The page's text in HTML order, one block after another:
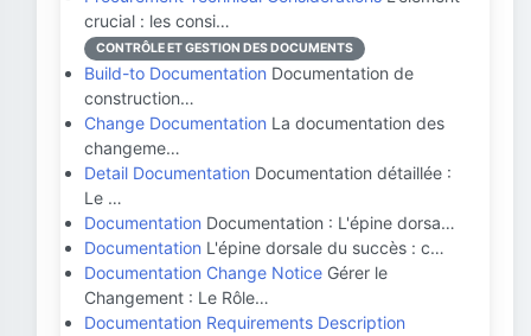
crucial : les consi…
CONTRÔLE ET GESTION DES DOCUMENTS
Build-to Documentation Documentation de
construction…
Change Documentation La documentation des
changeme…
Detail Documentation Documentation détaillée :
Le …
Documentation Documentation : L'épine dorsa…
Documentation L'épine dorsale du succès : c…
Documentation Change Notice Gérer le
Changement : Le Rôle…
Documentation Requirements Description